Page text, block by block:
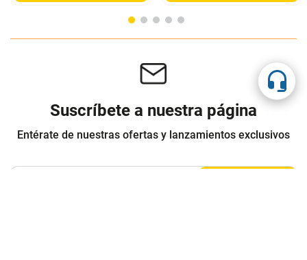
Suscríbete a nuestra página
Entérate de nuestras ofertas y lanzamientos exclusivos